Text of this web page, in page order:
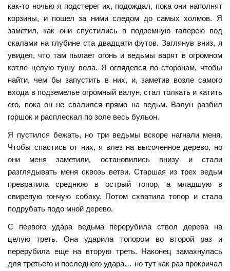
как-то ночью я подстерег их, подождал, пока они наполнят
корзины, и пошел за ними следом до самых холмов. Я
заметил, как они спустились в подземную галерею под
скалами на глубине ста двадцати футов. Заглянув вниз, я
увидел, что там пылает огонь и ведьмы варят в огромном
котле целую тушу вола. Я огляделся по сторонам, чтобы
найти, чем бы запустить в них, и, заметив возле самого
входа в подземелье огромный валун, стал толкать и катить
его, пока он не свалился прямо на ведьм. Валун разбил
горшок и расплескал по золе весь бульон.
Я пустился бежать, но три ведьмы вскоре нагнали меня.
Чтобы спастись от них, я влез на высоченное дерево, но
они меня заметили, остановились внизу и стали
разглядывать меня сквозь ветви. Старшая из трех ведьм
превратила среднюю в острый топор, а младшую в
свирепую гончую собаку. Потом схватила топор и стала
подрубать подо мной дерево.
С первого удара ведьма перерубила ствол дерева на
целую треть. Она ударила топором во второй раз и
перерубила еще на вторую треть. Наконец замахнулась
для третьего и последнего удара… но тут как раз прокричал